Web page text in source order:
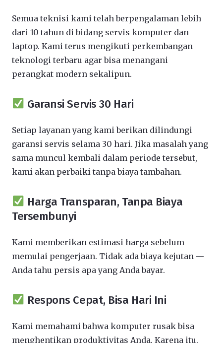
Semua teknisi kami telah berpengalaman lebih
dari 10 tahun di bidang servis komputer dan
laptop. Kami terus mengikuti perkembangan
teknologi terbaru agar bisa menangani
perangkat modern sekalipun.
Garansi Servis 30 Hari
Setiap layanan yang kami berikan dilindungi
garansi servis selama 30 hari. Jika masalah yang
sama muncul kembali dalam periode tersebut,
kami akan perbaiki tanpa biaya tambahan.
Harga Transparan, Tanpa Biaya
Tersembunyi
Kami memberikan estimasi harga sebelum
memulai pengerjaan. Tidak ada biaya kejutan —
Anda tahu persis apa yang Anda bayar.
Respons Cepat, Bisa Hari Ini
Kami memahami bahwa komputer rusak bisa
menghentikan produktivitas Anda. Karena itu,